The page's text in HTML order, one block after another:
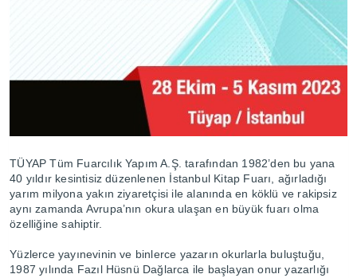
TÜYAP Tüm Fuarcılık Yapım A.Ş. tarafından 1982’den bu yana
40 yıldır kesintisiz düzenlenen İstanbul Kitap Fuarı, ağırladığı
yarım milyona yakın ziyaretçisi ile alanında en köklü ve rakipsiz
aynı zamanda Avrupa’nın okura ulaşan en büyük fuarı olma
özelliğine sahiptir.
Yüzlerce yayınevinin ve binlerce yazarın okurlarla buluştuğu,
1987 yılında Fazıl Hüsnü Dağlarca ile başlayan onur yazarlığı